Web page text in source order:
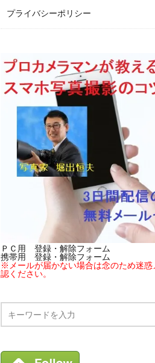
プライバシーポリシー
ＰＣ用 登録・解除フォーム
携帯用 登録・解除フォーム
※メールが届かない場合は念のため迷惑
認ください。